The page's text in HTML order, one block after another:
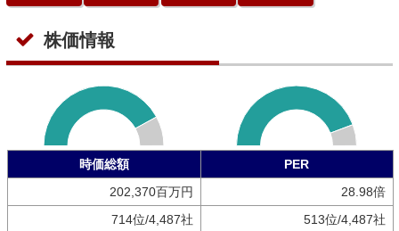
株価情報
時価総額
PER
202,370百万円
28.98倍
714位/4,487社
513位/4,487社